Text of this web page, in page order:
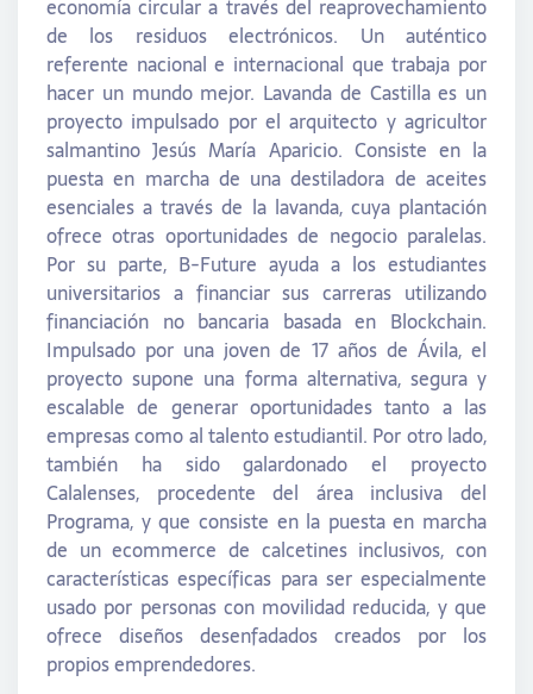
economía circular a través del reaprovechamiento
de los residuos electrónicos. Un auténtico
referente nacional e internacional que trabaja por
hacer un mundo mejor. Lavanda de Castilla es un
proyecto impulsado por el arquitecto y agricultor
salmantino Jesús María Aparicio. Consiste en la
puesta en marcha de una destiladora de aceites
esenciales a través de la lavanda, cuya plantación
ofrece otras oportunidades de negocio paralelas.
Por su parte, B-Future ayuda a los estudiantes
universitarios a financiar sus carreras utilizando
financiación no bancaria basada en Blockchain.
Impulsado por una joven de 17 años de Ávila, el
proyecto supone una forma alternativa, segura y
escalable de generar oportunidades tanto a las
empresas como al talento estudiantil. Por otro lado,
también ha sido galardonado el proyecto
Calalenses, procedente del área inclusiva del
Programa, y que consiste en la puesta en marcha
de un ecommerce de calcetines inclusivos, con
características específicas para ser especialmente
usado por personas con movilidad reducida, y que
ofrece diseños desenfadados creados por los
propios emprendedores.